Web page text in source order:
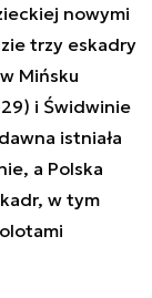
nowymi
trzy eskadry
Mińsku
i Świdwinie
istniała
a Polska
w tym